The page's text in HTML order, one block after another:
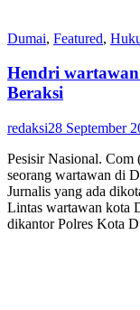
Dumai, Featured,
Hendri
Beraksi
redaksi28 September
Pesisir Nasional.
seorang wartawan di
Jurnalis yang ada
Lintas wartawan kota
dikantor Polres Kota